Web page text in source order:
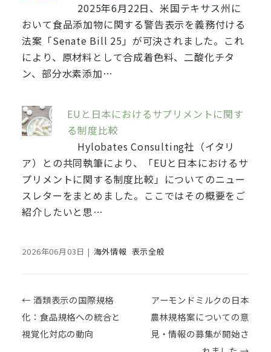
2025年6月22日、米国テキサス州に
おいて食品添加物に関する警告表示を義務付ける
法案「Senate Bill 25」が可決されました。これ
により、原材料として合成着色料、二酸化チタ
ン、部分水素添加…
EUと日本におけるサプリメントに関す
る制度比較
Hylobates Consulting社（イタリ
ア）との共同執筆により、「EUと日本におけるサ
プリメントに関する制度比較」についてのニュー
スレターをまとめました。ここではその概要をご
紹介したいと思…
2026年06月03日 | 海外情報 表示全般
Post navigation
← 酒類表示の国際規格
化：食品規格への統合と
視覚化対応の動向
アーモンドミルクの日本
農林規格案についての意
見・情報の募集が開始さ